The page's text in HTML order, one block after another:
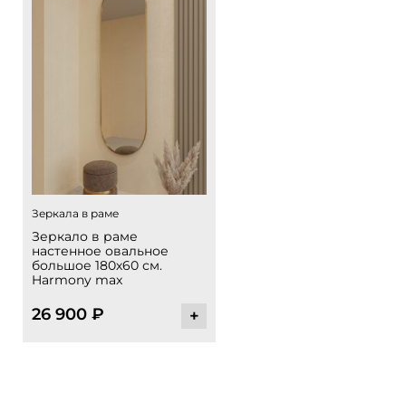
Зеркала в раме
Зеркало в раме
настенное овальное
большое 180х60 см.
Harmony max
26 900 ₽ +